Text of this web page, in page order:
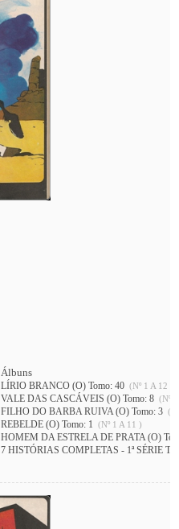
Álbuns
LÍRIO BRANCO (O) Tomo: 40 (Nº 1 A 12 )
VALE DAS CASCÁVEIS (O) Tomo: 8 (Nº
FILHO DO BARBA RUIVA (O) Tomo: 3
REBELDE (O) Tomo: 1 (Nº 1 A 11 )
HOMEM DA ESTRELA DE PRATA (O)
7 HISTÓRIAS COMPLETAS - 1ª SÉRIE